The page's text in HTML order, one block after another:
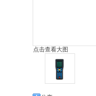
点击查看大图